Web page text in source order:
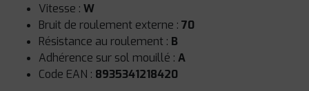
Vitesse : W
Bruit de roulement externe : 70
Résistance au roulement : B
Adhérence sur sol mouillé : A
Code EAN : 8935341218420